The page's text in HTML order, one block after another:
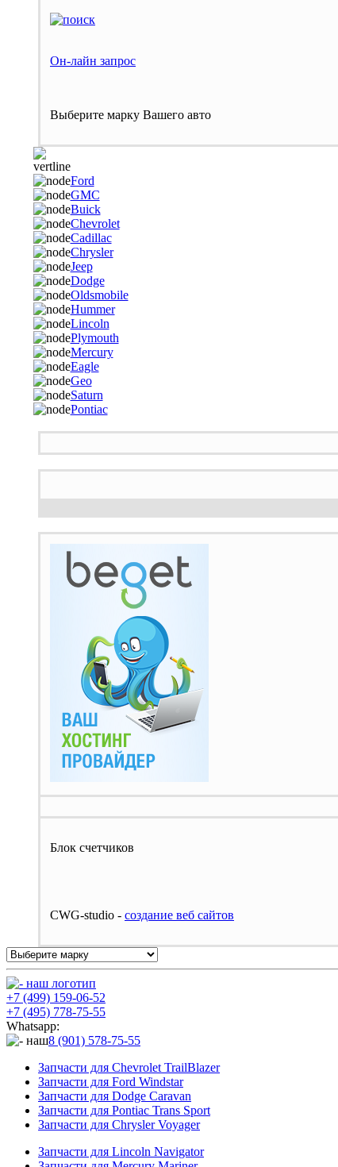
Он-лайн запрос
Выберите марку Вашего авто
Ford
GMC
Buick
Chevrolet
Cadillac
Chrysler
Jeep
Dodge
Oldsmobile
Hummer
Lincoln
Plymouth
Mercury
Eagle
Geo
Saturn
Pontiac
Блок счетчиков
CWG-studio - cоздание веб сайтов
+7 (499) 159-06-52
+7 (495) 778-75-55
Whatsapp:
8 (901) 578-75-55
Запчасти для Chevrolet TrailBlazer
Запчасти для Ford Windstar
Запчасти для Dodge Caravan
Запчасти для Pontiac Trans Sport
Запчасти для Chrysler Voyager
Запчасти для Lincoln Navigator